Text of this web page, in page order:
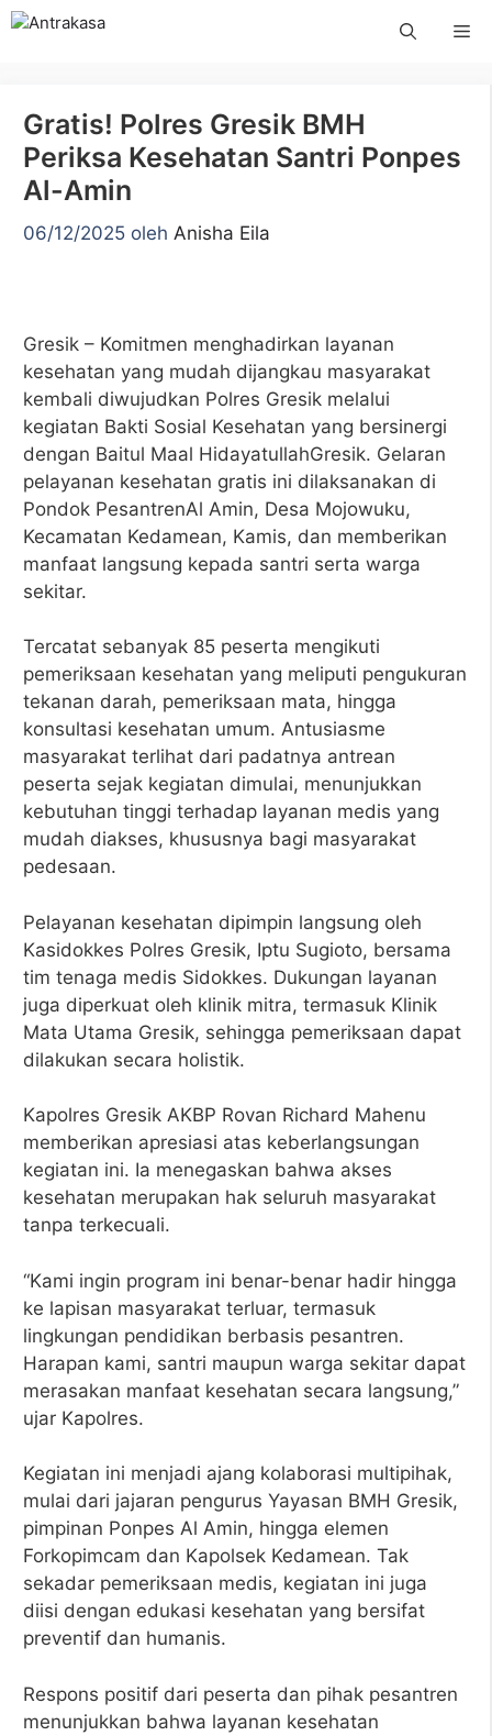
Langsung
Gratis! Polres Gresik BMH
Periksa Kesehatan Santri Ponpes
Al-Amin
06/12/2025 oleh Anisha Eila
Gresik – Komitmen menghadirkan layanan
kesehatan yang mudah dijangkau masyarakat
kembali diwujudkan Polres Gresik melalui
kegiatan Bakti Sosial Kesehatan yang bersinergi
dengan Baitul Maal HidayatullahGresik. Gelaran
pelayanan kesehatan gratis ini dilaksanakan di
Pondok PesantrenAl Amin, Desa Mojowuku,
Kecamatan Kedamean, Kamis, dan memberikan
manfaat langsung kepada santri serta warga
sekitar.
Tercatat sebanyak 85 peserta mengikuti
pemeriksaan kesehatan yang meliputi pengukuran
tekanan darah, pemeriksaan mata, hingga
konsultasi kesehatan umum. Antusiasme
masyarakat terlihat dari padatnya antrean
peserta sejak kegiatan dimulai, menunjukkan
kebutuhan tinggi terhadap layanan medis yang
mudah diakses, khususnya bagi masyarakat
pedesaan.
Pelayanan kesehatan dipimpin langsung oleh
Kasidokkes Polres Gresik, Iptu Sugioto, bersama
tim tenaga medis Sidokkes. Dukungan layanan
juga diperkuat oleh klinik mitra, termasuk Klinik
Mata Utama Gresik, sehingga pemeriksaan dapat
dilakukan secara holistik.
Kapolres Gresik AKBP Rovan Richard Mahenu
memberikan apresiasi atas keberlangsungan
kegiatan ini. Ia menegaskan bahwa akses
kesehatan merupakan hak seluruh masyarakat
tanpa terkecuali.
“Kami ingin program ini benar-benar hadir hingga
ke lapisan masyarakat terluar, termasuk
lingkungan pendidikan berbasis pesantren.
Harapan kami, santri maupun warga sekitar dapat
merasakan manfaat kesehatan secara langsung,”
ujar Kapolres.
Kegiatan ini menjadi ajang kolaborasi multipihak,
mulai dari jajaran pengurus Yayasan BMH Gresik,
pimpinan Ponpes Al Amin, hingga elemen
Forkopimcam dan Kapolsek Kedamean. Tak
sekadar pemeriksaan medis, kegiatan ini juga
diisi dengan edukasi kesehatan yang bersifat
preventif dan humanis.
Respons positif dari peserta dan pihak pesantren
menunjukkan bahwa layanan kesehatan